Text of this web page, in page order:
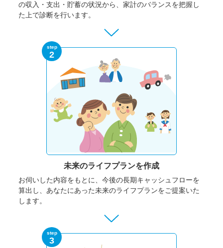
の収入・支出・貯蓄の状況から、家計のバランスを把握し
た上で診断を行います。
step
2
未来のライフプランを作成
お伺いした内容をもとに、今後の長期キャッシュフローを
算出し、あなたにあった未来のライフプランをご提案いた
します。
step
3